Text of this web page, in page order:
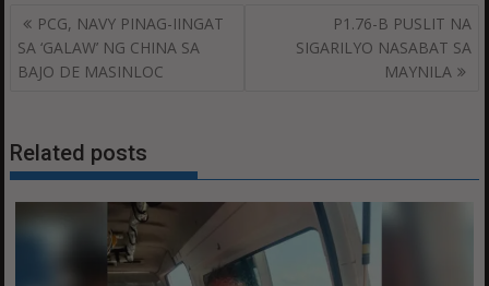
Post
navigation
PCG, NAVY PINAG-IINGAT
SA ‘GALAW’ NG CHINA SA
BAJO DE MASINLOC
P1.76-B PUSLIT NA
SIGARILYO NASABAT SA
MAYNILA
Related posts